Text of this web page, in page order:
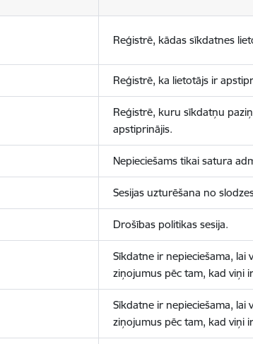
Reģistrē, kādas sīkdatnes
Reģistrē, ka lietotājs ir
Reģistrē, kuru sīkdatņu
apstiprinājis.
Nepieciešams tikai satura
Sesijas uzturēšana no
Drošības politikas sesija.
Sīkdatne ir nepieciešama, lai
ziņojumus pēc tam, kad viņi
Sīkdatne ir nepieciešama, lai
ziņojumus pēc tam, kad viņi